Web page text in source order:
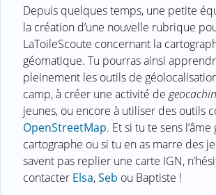
Depuis quelques temps, une petite
la création d’une nouvelle rubrique
LaToileScoute concernant la
géomatique. Tu pourras ainsi
pleinement les outils de
camp, à créer une activité de
jeunes, ou encore à utiliser des outils
OpenStreetMap. Et si tu te sens
cartographe ou si tu en as marre des
savent pas replier une carte IGN,
contacter Elsa,Seb ou Baptiste !